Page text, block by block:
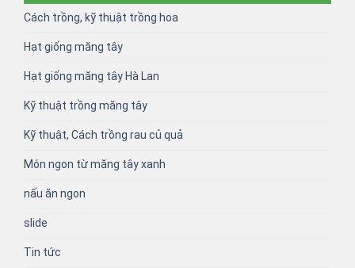
Cách trồng, kỹ thuật trồng hoa
Hạt giống măng tây
Hạt giống măng tây Hà Lan
Kỹ thuật trồng măng tây
Kỹ thuật, Cách trồng rau củ quả
Món ngon từ măng tây xanh
nấu ăn ngon
slide
Tin tức